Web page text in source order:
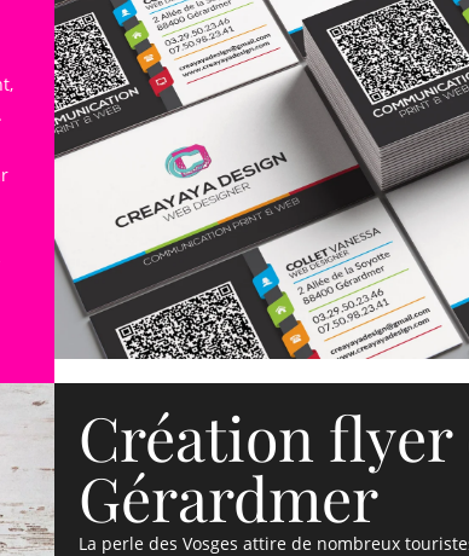
Création flyer
Gérardmer
La perle des Vosges attire de nombreux